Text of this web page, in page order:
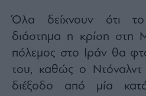
Όλα δείχνουν ότι
διάστημα η κρίση στη
πόλεμος στο Ιράν θα
του, καθώς ο Ντόναλντ
διέξοδο από μία